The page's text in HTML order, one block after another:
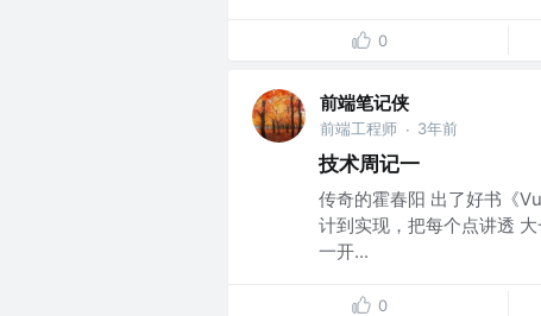
0
前端笔记侠
前端工程师 · 3年前
技术周记一
传奇的霍春阳 出了好书《
计到实现，把每个点讲透
一开...
0